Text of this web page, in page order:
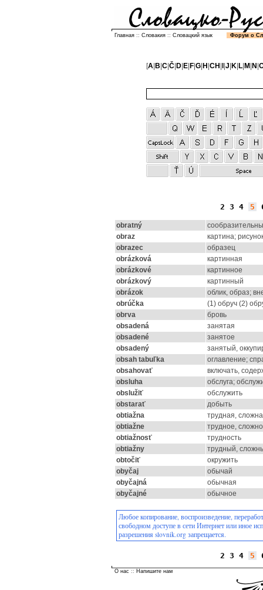
Главная :: Словакия :: Словацкий язык Форум о
[A| B C| Č| D| E| F| G| H CH J K| L| M N
2 3 4 5
obratný
obraz
картина;
obrazec
образец
obrázková
картинная
obrázkové
картинное
obrázkový
картинный
obrázok
облик, образ;
obrúčka
(1) обруч (2)
obrva
бровь
obsadená
занятая
obsadené
занятое
obsadený
занятый,
obsah tabuľka
оглавление;
obsahovať
включать,
obsluha
обслуга;
obslužiť
обслужить
obstarať
добыть
obtiažna
трудная,
obtiažne
трудное,
obtiažnosť
трудность
obtiažny
трудный,
obtočiť
окружить
obyčaj
обычай
obyčajná
обычная
obyčajné
обычное
Любое копирование, воспроизведение,
свободном доступе в сети Интернет или иное
разрешения slovnik.org запрещается.
2 3 4 5
О нас :: Напишите нам